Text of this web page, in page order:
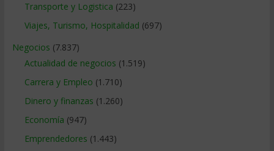
Transporte y Logistica (223)
Viajes, Turismo, Hospitalidad (697)
Negocios (7.837)
Actualidad de negocios (1.519)
Carrera y Empleo (1.710)
Dinero y finanzas (1.260)
Economía (947)
Emprendedores (1.443)